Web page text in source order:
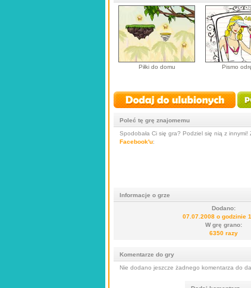
Piłki do domu Pismo
Poleć tę grę znajomemu
Spodobała Ci się gra? Podziel się nią z innymi!
Facebook'u:
Informacje o grze
Dodano:
07.07.2008 o godzinie
W grę grano:
6350 razy
Komentarze do gry
Nie dodano jeszcze żadnego komentarza do